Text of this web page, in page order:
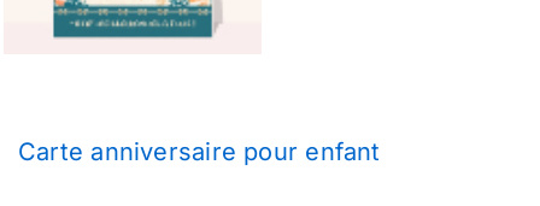
Carte anniversaire pour enfant